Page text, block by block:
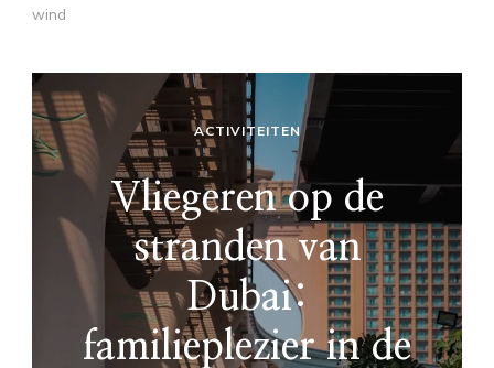
wind
ACTIVITEITEN
Vliegeren op de
stranden van
Dubai:
familieplezier in de